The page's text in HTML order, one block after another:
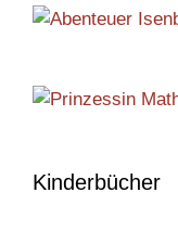
Kinderbücher